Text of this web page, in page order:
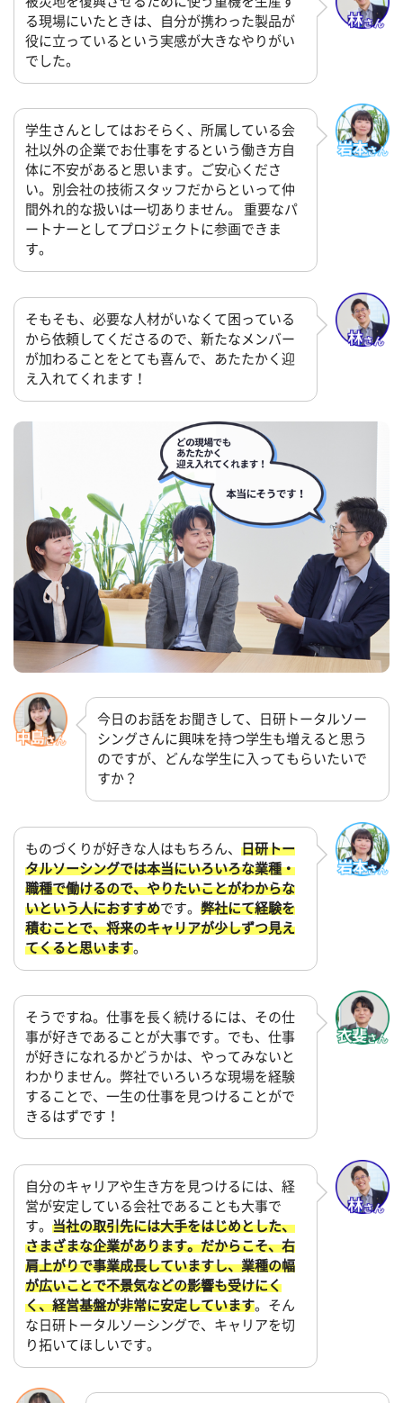
る現場にいたときは、自分が携わった製品が
役に立っているという実感が大きなやりがい
でした。
学生さんとしてはおそらく、所属している会
社以外の企業でお仕事をするという働き方自
体に不安があると思います。ご安心くださ
い。別会社の技術スタッフだからといって仲
間外れ的な扱いは一切ありません。 重要なパ
ートナーとしてプロジェクトに参画できま
す。
そもそも、必要な人材がいなくて困っている
から依頼してくださるので、新たなメンバー
が加わることをとても喜んで、あたたかく迎
え入れてくれます！
今日のお話をお聞きして、日研トータルソー
シングさんに興味を持つ学生も増えると思う
のですが、どんな学生に入ってもらいたいで
すか？
ものづくりが好きな人はもちろん、 日研トー
タルソーシングでは本当にいろいろな業種・
職種で働けるので、やりたいことがわからな
いという人におすすめです。 弊社にて経験を
積むことで、将来のキャリアが少しずつ見え
てくると思います。
そうですね。仕事を長く続けるには、その仕
事が好きであることが大事です。でも、仕事
が好きになれるかどうかは、やってみないと
わかりません。弊社でいろいろな現場を経験
することで、一生の仕事を見つけることがで
きるはずです！
自分のキャリアや生き方を見つけるには、経
営が安定している会社であることも大事で
す。 当社の取引先には大手をはじめとした、
さまざまな企業があります。だからこそ、右
肩上がりで事業成長していますし、業種の幅
が広いことで不景気などの影響も受けにく
く、経営基盤が非常に安定しています。そん
な日研トータルソーシングで、キャリアを切
り拓いてほしいです。